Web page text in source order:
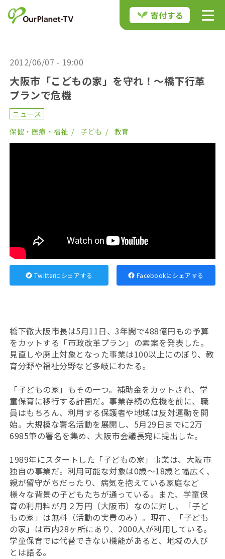
寄付する
2012/06/07 - 19:00
大阪市「こどもの家」を守れ！〜橋下行革
プランで危機
ニュース
保健・医療・福祉
子ども 教育
Twitterにシェアする Facebookにシェアする
橋下徹大阪市長は5月11日、3年間で488億円もの予算
をカットする「市政改革プラン」の素案を発表した。
見直しや廃止対象となった事業は100以上にのぼり、教
育分野や福祉分野など多岐にわたる。
「子どもの家」もその一つ。補助金をカットされ、学
童保育に移行する計画だ。事業存続の危機を前に、職
員はもちろん、利用する保護者や地域は反対運動を開
始。大規模な署名活動を展開し、5月29日までに2万
6985筆の署名を集め、大阪市会議長宛に提出した。
1989年にスタートした「子どもの家」事業は、大阪市
独自の事業だ。利用可能な対象は0歳～18歳と幅広く、
親が留守がちだったり、病気を抱えている家庭など
様々な背景の子どもたちが通っている。また、学童保
育の利用料が月２万円（大阪市）なのに対し、「子ど
もの家」は無料（活動の実費のみ）。現在、「子ども
の家」は市内28ヶ所にあり、2000人が利用している。
学童保育では代替できない機能があると、地域の人び
とは語る。